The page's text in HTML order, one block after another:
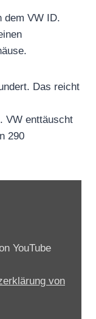
dem VW ID.
Das reicht
VW enttäuscht
290
YouTube
von